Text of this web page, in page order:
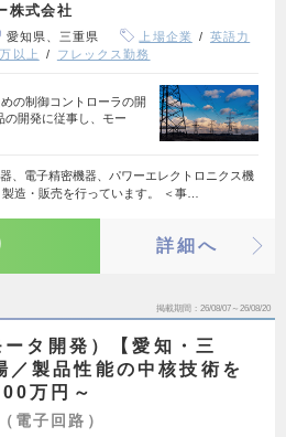
株式会社
愛知県、三重県 上場企業
英語力
以上 フレックス勤務
の制御コントローラの開
の開発に従事し、モー
、電子精密機器、パワーエレクトロニクス機
造・販売を行っています。 ＜事…
詳細へ
掲載期間 26/08/07～26/08/20
タ開発）【愛知・三
製品性能の中核技術を
万円～
電子回路）